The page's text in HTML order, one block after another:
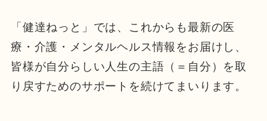
「健達ねっと」では、これからも最新の医
療・介護・メンタルヘルス情報をお届けし、
皆様が自分らしい人生の主語（＝自分）を取
り戻すためのサポートを続けてまいります。